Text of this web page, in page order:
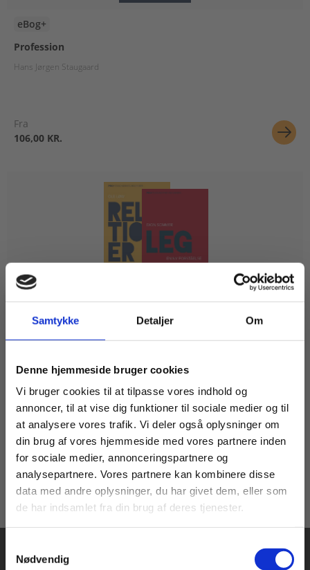
Samtykke Detaljer Om
Denne hjemmeside bruger cookies
Vi bruger cookies til at tilpasse vores indhold og
annoncer, til at vise dig funktioner til sociale medier og til
at analysere vores trafik. Vi deler også oplysninger om
din brug af vores hjemmeside med vores partnere inden
for sociale medier, annonceringspartnere og
analysepartnere. Vores partnere kan kombinere disse
data med andre oplysninger, du har givet dem, eller som
de har indsamlet fra din brug af deres tjenester.
Nødvendig
eBog+
Profession
Hans Jørgen Staugaard
Fra
106,00 KR.
Serie
Ole Løw Dion Sommer Stig Broström Michael Hviid Jacobsen
Fra
94,00 KR.
Køb læremidler og find masterclasses mm.
Fortsæt som:
For privatkunder og
studerende. Du får
vist priser inkl.
For institutioner og
virksomheder. Du
får vist priser ekskl.